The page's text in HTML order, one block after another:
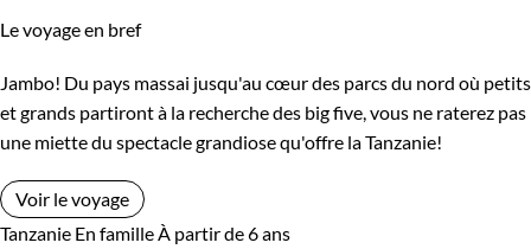
Le voyage en bref
Jambo! Du pays massai jusqu'au cœur des parcs du nord où petits
et grands partiront à la recherche des big five, vous ne raterez pas
une miette du spectacle grandiose qu'offre la Tanzanie!
Voir le voyage
Tanzanie En famille À partir de 6 ans